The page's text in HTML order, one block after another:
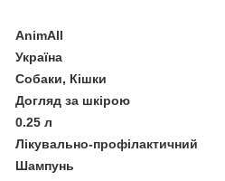
AnimAll
Україна
Собаки, Кішки
Догляд за шкірою
0.25 л
Лікувально-профілактичний
Шампунь